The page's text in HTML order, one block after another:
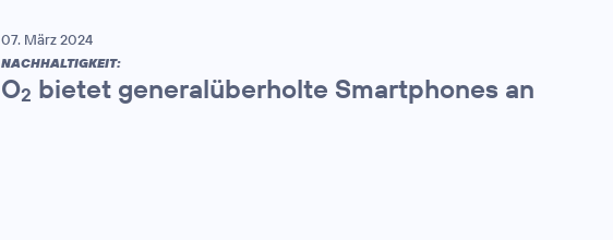
07. März 2024
NACHHALTIGKEIT:
O2 bietet generalüberholte Smartphones an